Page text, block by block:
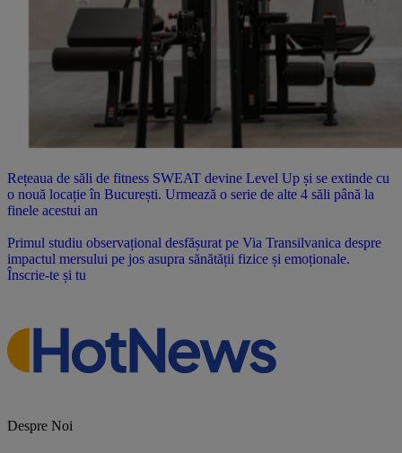
Rețeaua de săli de fitness SWEAT devine Level Up și se extinde cu
o nouă locație în București. Urmează o serie de alte 4 săli până la
finele acestui an
Primul studiu observațional desfășurat pe Via Transilvanica despre
impactul mersului pe jos asupra sănătății fizice și emoționale.
Înscrie-te și tu
Despre Noi